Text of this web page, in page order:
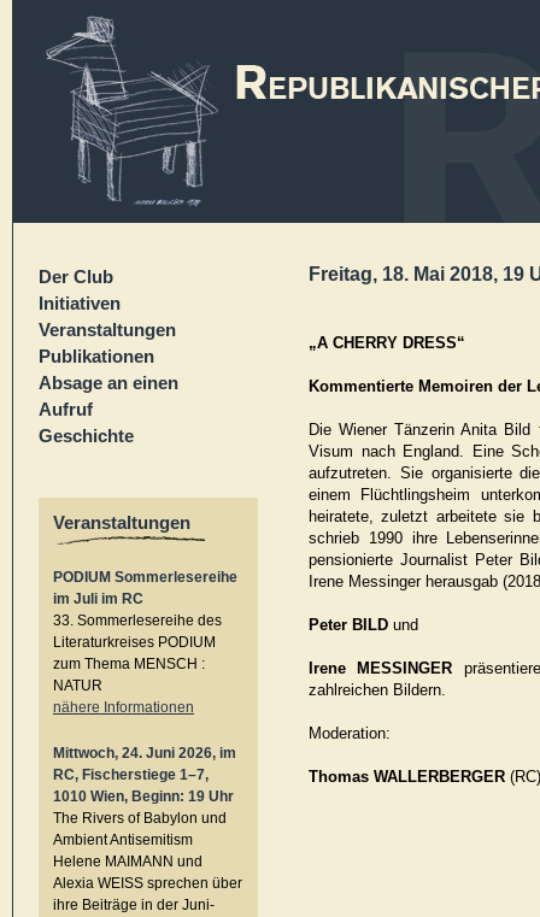
Der Club
Initiativen
Veranstaltungen
Publikationen
Absage an einen
Aufruf
Geschichte
Veranstaltungen
PODIUM Sommerlesereihe
im Juli im RC
33. Sommerlesereihe des
Literaturkreises PODIUM
zum Thema MENSCH :
NATUR
nähere Informationen
Mittwoch, 24. Juni 2026, im
RC, Fischerstiege 1–7,
1010 Wien, Beginn: 19 Uhr
The Rivers of Babylon und
Ambient Antisemitism
Helene MAIMANN und
Alexia WEISS sprechen über
ihre Beiträge in der Juni-
Freitag, 18. Mai 2018, 19
„A CHERRY DRESS“
Kommentierte Memoiren der
Die Wiener Tänzerin Anita
Visum nach England. Eine
aufzutreten. Sie organisierte
einem Flüchtlingsheim
heiratete, zuletzt arbeitete sie
schrieb 1990 ihre
pensionierte Journalist Peter
Irene Messinger herausgab
Peter BILD und
Irene MESSINGER
zahlreichen Bildern.
Moderation:
Thomas WALLERBERGER (RC)